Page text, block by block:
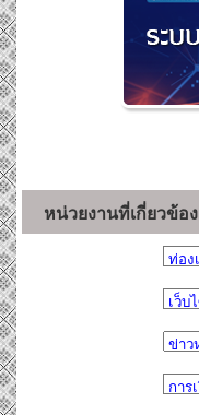
หน่วยงานที่เกี่ยวข้อง